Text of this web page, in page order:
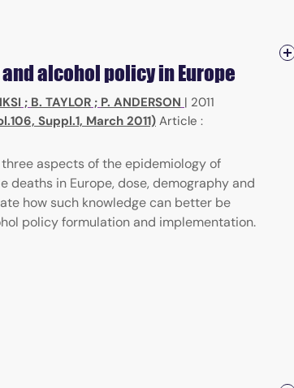
alcohol policy in Europe
; B. TAYLOR ; P. ANDERSON | 2011
Suppl.1, March 2011) Article :
three aspects of the epidemiology of
in Europe, dose, demography and
how such knowledge can better be
policy formulation and implementation.